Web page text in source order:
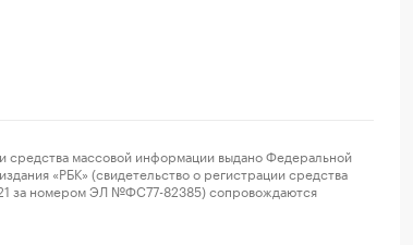
массовой информации выдано Федеральной
«РБК» (свидетельство о регистрации средства
за номером ЭЛ №ФС77-82385) сопровождаются